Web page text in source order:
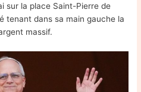
sur la place Saint-Pierre de
tenant dans sa main gauche la
massif.